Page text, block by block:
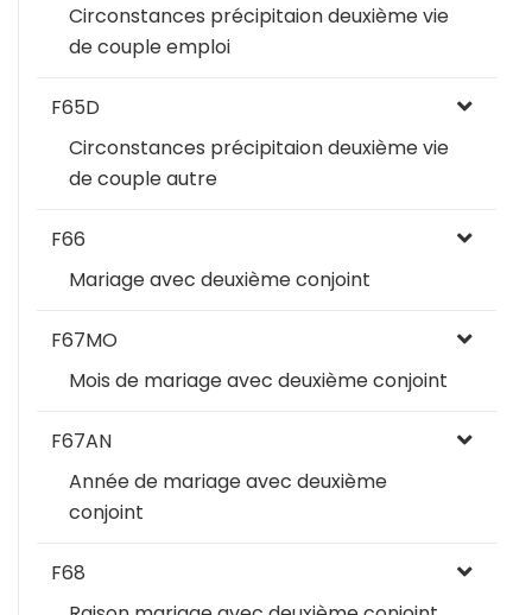
Circonstances précipitaion deuxième vie
de couple emploi
F65D
Circonstances précipitaion deuxième vie
de couple autre
F66
Mariage avec deuxième conjoint
F67MO
Mois de mariage avec deuxième conjoint
F67AN
Année de mariage avec deuxième
conjoint
F68